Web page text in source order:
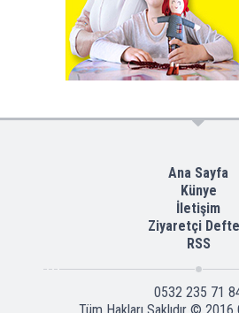
Ana Sayfa
Künye
İletişim
Ziyaretçi
RSS
0532 235 71